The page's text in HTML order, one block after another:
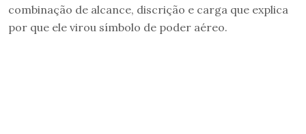
combinação de alcance, discrição e carga que explica
por que ele virou símbolo de poder aéreo.